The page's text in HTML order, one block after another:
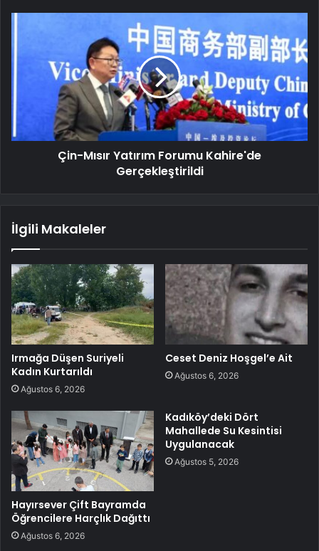
Çin-Mısır Yatırım Forumu Kahire'de
Gerçekleştirildi
İlgili Makaleler
Irmağa Düşen Suriyeli
Kadın Kurtarıldı
Ağustos 6, 2026
Ceset Deniz Hoşgel’e Ait
Ağustos 6, 2026
Hayırsever Çift Bayramda
Öğrencilere Harçlık Dağıttı
Ağustos 6, 2026
Kadıköy’deki Dört
Mahallede Su Kesintisi
Uygulanacak
Ağustos 5, 2026